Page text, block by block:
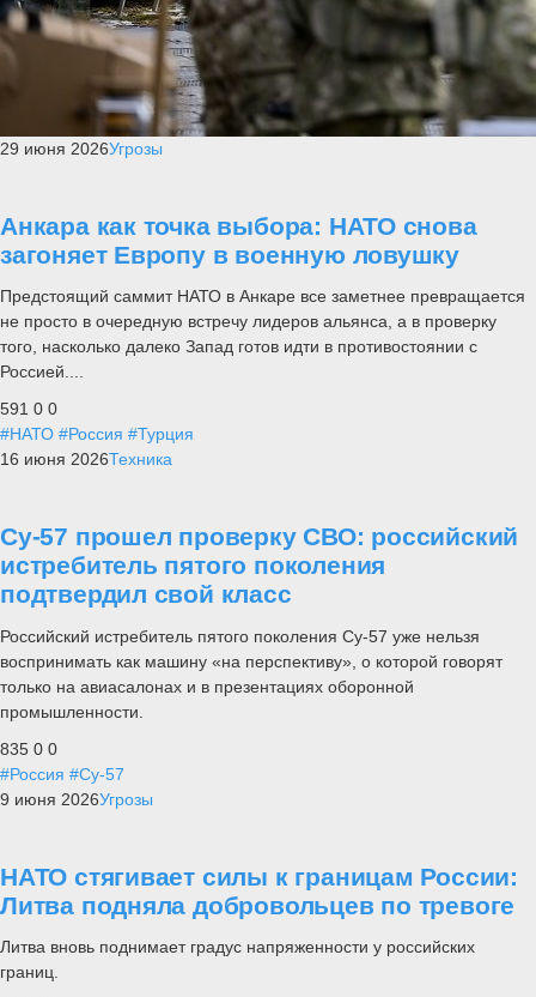
29 июня 2026Угрозы
Анкара как точка выбора: НАТО снова
загоняет Европу в военную ловушку
Предстоящий саммит НАТО в Анкаре все заметнее превращается
не просто в очередную встречу лидеров альянса, а в проверку
того, насколько далеко Запад готов идти в противостоянии с
Россией....
591 0 0
#НАТО #Россия #Турция
16 июня 2026Техника
Су-57 прошел проверку СВО: российский
истребитель пятого поколения
подтвердил свой класс
Российский истребитель пятого поколения Су-57 уже нельзя
воспринимать как машину «на перспективу», о которой говорят
только на авиасалонах и в презентациях оборонной
промышленности.
835 0 0
#Россия #Су-57
9 июня 2026Угрозы
НАТО стягивает силы к границам России:
Литва подняла добровольцев по тревоге
Литва вновь поднимает градус напряженности у российских
границ.